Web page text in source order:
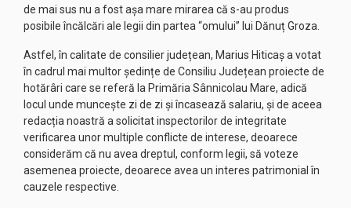
de mai sus nu a fost așa mare mirarea că s-au produs
posibile încălcări ale legii din partea “omului” lui Dănuț Groza.
Astfel, în calitate de consilier județean, Marius Hiticaș a votat
în cadrul mai multor ședințe de Consiliu Județean proiecte de
hotărâri care se referă la Primăria Sânnicolau Mare, adică
locul unde muncește zi de zi și încasează salariu, și de aceea
redacția noastră a solicitat inspectorilor de integritate
verificarea unor multiple conflicte de interese, deoarece
considerăm că nu avea dreptul, conform legii, să voteze
asemenea proiecte, deoarece avea un interes patrimonial în
cauzele respective.